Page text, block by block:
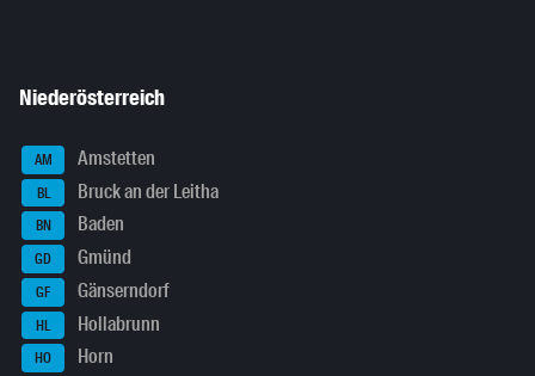
Niederösterreich
AM Amstetten
BL Bruck an der Leitha
BN Baden
GD Gmünd
GF Gänserndorf
HL Hollabrunn
HO Horn